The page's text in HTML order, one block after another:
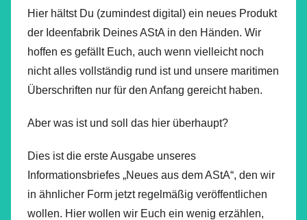
Hier hältst Du (zumindest digital) ein neues Produkt
der Ideenfabrik Deines AStA in den Händen. Wir
hoffen es gefällt Euch, auch wenn vielleicht noch
nicht alles vollständig rund ist und unsere maritimen
Überschriften nur für den Anfang gereicht haben.
Aber was ist und soll das hier überhaupt?
Dies ist die erste Ausgabe unseres
Informationsbriefes „Neues aus dem AStA“, den wir
in ähnlicher Form jetzt regelmäßig veröffentlichen
wollen. Hier wollen wir Euch ein wenig erzählen,